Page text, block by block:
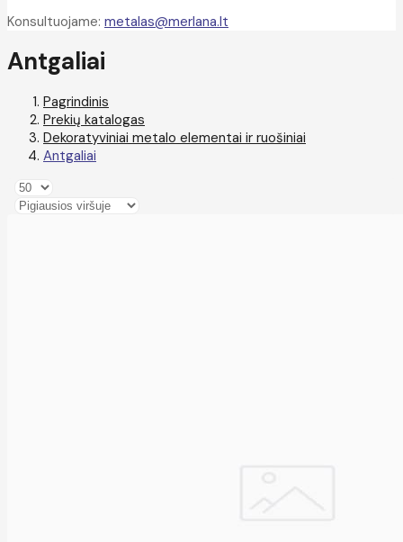
Konsultuojame: metalas@merlana.lt
Antgaliai
Pagrindinis
Prekių katalogas
Dekoratyviniai metalo elementai ir ruošiniai
Antgaliai